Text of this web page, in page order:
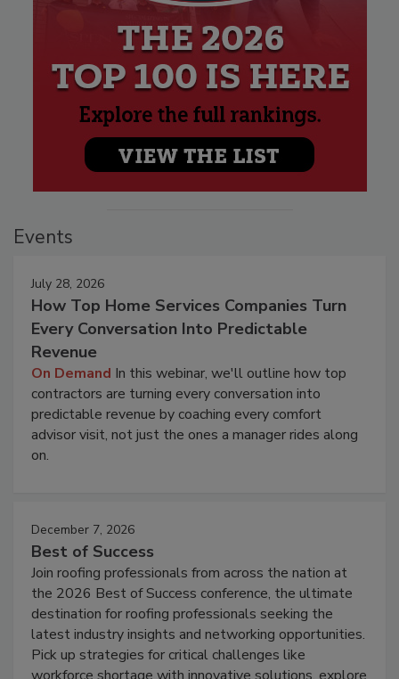
Events
July 28, 2026
How Top Home Services Companies Turn
Every Conversation Into Predictable
Revenue
On Demand In this webinar, we'll outline how top
contractors are turning every conversation into
predictable revenue by coaching every comfort
advisor visit, not just the ones a manager rides along
on.
December 7, 2026
Best of Success
Join roofing professionals from across the nation at
the 2026 Best of Success conference, the ultimate
destination for roofing professionals seeking the
latest industry insights and networking opportunities.
Pick up strategies for critical challenges like